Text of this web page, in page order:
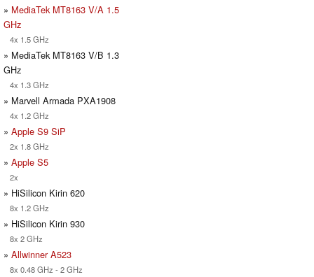
» MediaTek MT8163 V/A 1.5
GHz
4x 1.5 GHz
» MediaTek MT8163 V/B 1.3
GHz
4x 1.3 GHz
» Marvell Armada PXA1908
4x 1.2 GHz
» Apple S9 SiP
2x 1.8 GHz
» Apple S5
2x
» HiSilicon Kirin 620
8x 1.2 GHz
» HiSilicon Kirin 930
8x 2 GHz
» Allwinner A523
8x 0.48 GHz - 2 GHz